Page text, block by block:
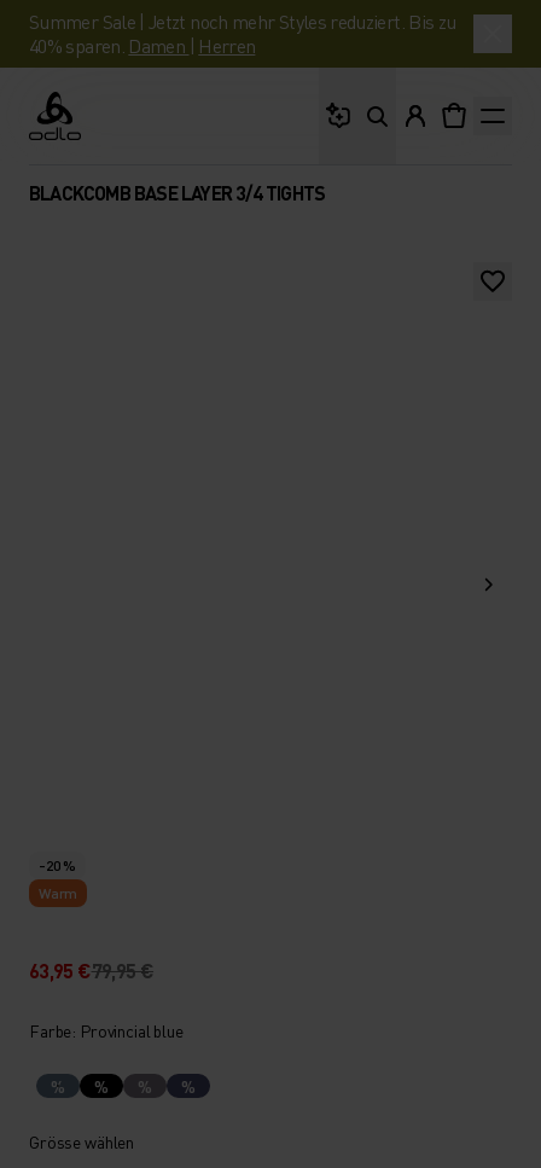
Summer Sale | Jetzt noch mehr Styles reduziert. Bis zu
40% sparen. Damen | Herren
Odlo
BLACKCOMB BASE LAYER 3/4 TIGHTS
-20 %
Warm
63,95 €79,95 €
Farbe: Provincial blue
% % % %
Grösse wählen